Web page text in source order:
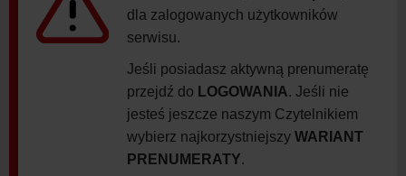
dla zalogowanych użytkowników
serwisu.
Jeśli posiadasz aktywną prenumeratę
przejdź do LOGOWANIA. Jeśli nie
jesteś jeszcze naszym Czytelnikiem
wybierz najkorzystniejszy WARIANT
PRENUMERATY.